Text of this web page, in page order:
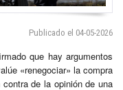
Publicado el 04-05-2026
que hay argumentos
«renegociar» la compra
de la opinión de una